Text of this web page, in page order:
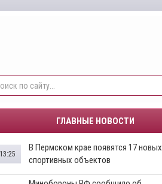
ГЛАВНЫЕ НОВОСТИ
​В Пермском крае появятся 17 новых
спортивных объектов
13:25